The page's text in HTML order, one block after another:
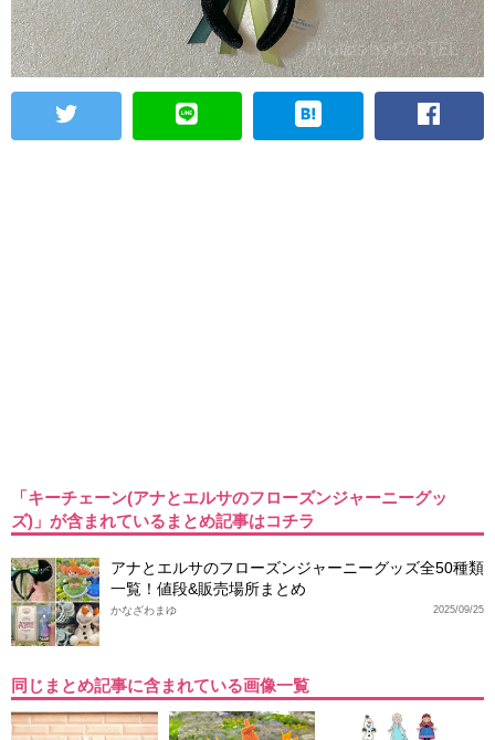
「キーチェーン(アナとエルサのフローズンジャーニーグッ
ズ)」が含まれているまとめ記事はコチラ
アナとエルサのフローズンジャーニーグッズ全50種類
一覧！値段&販売場所まとめ
2025/09/25
かなざわまゆ
同じまとめ記事に含まれている画像一覧